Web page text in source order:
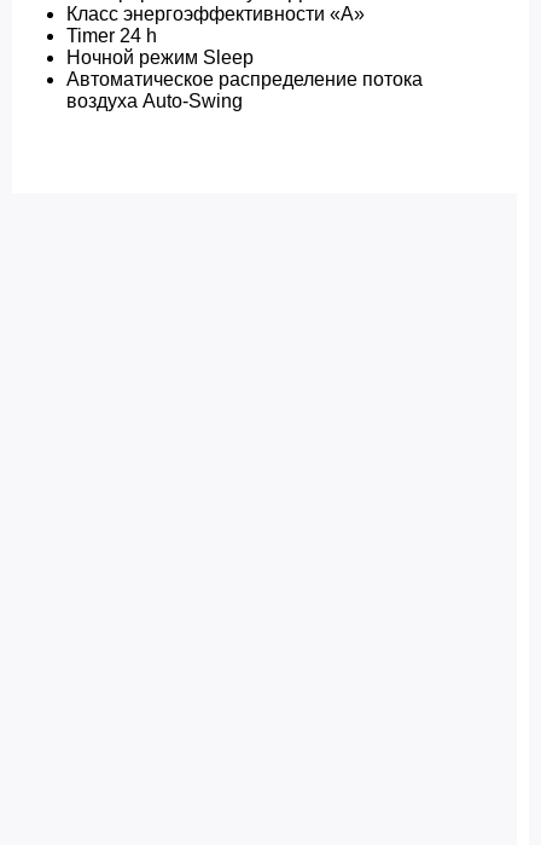
Класс энергоэффективности «A»
Timer 24 h
Ночной режим Sleep
Автоматическое распределение потока
воздуха Auto-Swing